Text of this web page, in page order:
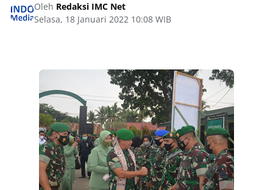
Oleh Redaksi IMC Net
Selasa, 18 Januari 2022 10:08 WIB